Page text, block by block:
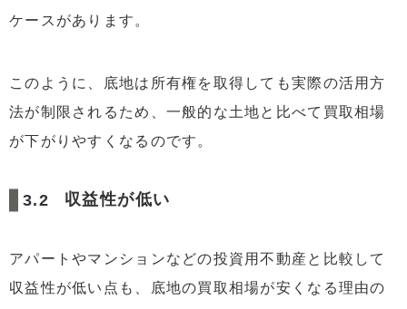
ケースがあります。
このように、底地は所有権を取得しても実際の活用方
法が制限されるため、一般的な土地と比べて買取相場
が下がりやすくなるのです。
収益性が低い
アパートやマンションなどの投資用不動産と比較して
収益性が低い点も、底地の買取相場が安くなる理由の